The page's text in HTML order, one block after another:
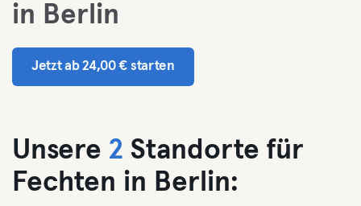
in Berlin
Jetzt ab 24,00 € starten
Unsere 2 Standorte für
Fechten in Berlin: